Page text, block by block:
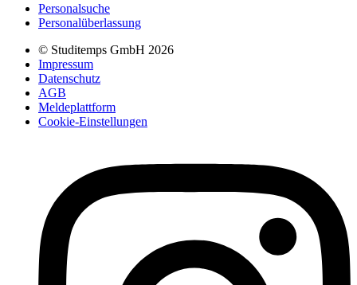
Personalsuche
Personalüberlassung
© Studitemps GmbH 2026
Impressum
Datenschutz
AGB
Meldeplattform
Cookie-Einstellungen